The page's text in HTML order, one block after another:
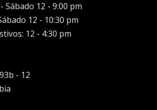
Sábado 12 - 9:00 pm
12 - 10:30 pm
12 - 4:30 pm
- 12